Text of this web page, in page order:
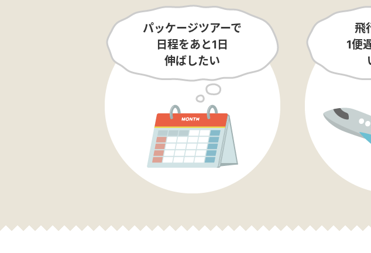
パッケージツアーで
日程をあと1日
伸ばしたい
飛
1便